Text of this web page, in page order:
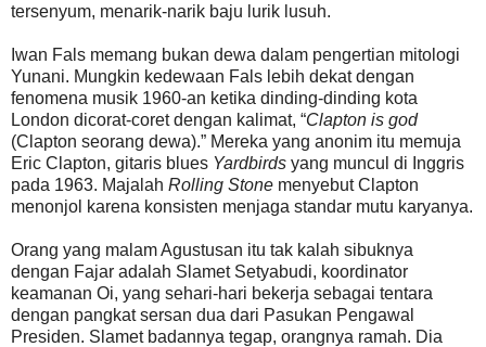
tersenyum, menarik-narik baju lurik lusuh.
Iwan Fals memang bukan dewa dalam pengertian mitologi
Yunani. Mungkin kedewaan Fals lebih dekat dengan
fenomena musik 1960-an ketika dinding-dinding kota
London dicorat-coret dengan kalimat, “Clapton is god
(Clapton seorang dewa).” Mereka yang anonim itu memuja
Eric Clapton, gitaris blues Yardbirds yang muncul di Inggris
pada 1963. Majalah Rolling Stone menyebut Clapton
menonjol karena konsisten menjaga standar mutu karyanya.
Orang yang malam Agustusan itu tak kalah sibuknya
dengan Fajar adalah Slamet Setyabudi, koordinator
keamanan Oi, yang sehari-hari bekerja sebagai tentara
dengan pangkat sersan dua dari Pasukan Pengawal
Presiden. Slamet badannya tegap, orangnya ramah. Dia